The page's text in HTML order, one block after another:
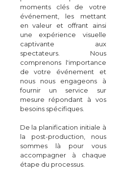
moments clés de votre
événement, les mettant
en valeur et offrant ainsi
une expérience visuelle
captivante aux
spectateurs. Nous
comprenons l'importance
de votre événement et
nous nous engageons à
fournir un service sur
mesure répondant à vos
besoins spécifiques.
De la planification initiale à
la post-production, nous
sommes là pour vous
accompagner à chaque
étape du processus.